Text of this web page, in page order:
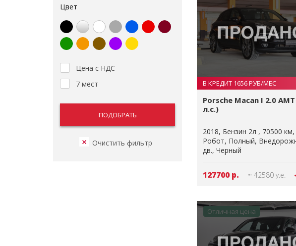
Цвет
Цена с НДС
7 мест
В КРЕДИТ 1656 РУБ/МЕС
Porsche Macan I 2.0
л.с.)
2018 Бензин 2л
70500 км
Робот Полный
дв. Черный
127700 р. ≈ 42580 у.е.
Отличная цена